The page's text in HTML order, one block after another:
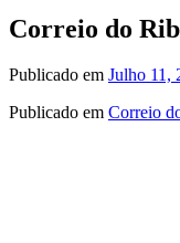
Correio do
Publicado em Julho 11,
Publicado em Correio